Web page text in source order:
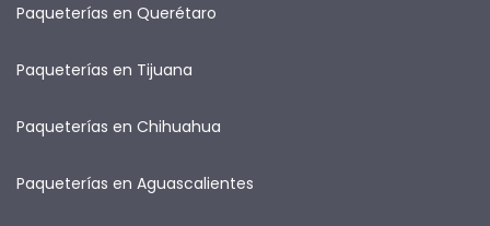
Paqueterías en Querétaro
Paqueterías en Tijuana
Paqueterías en Chihuahua
Paqueterías en Aguascalientes